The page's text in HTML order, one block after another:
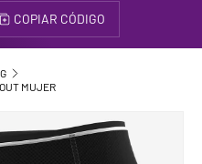
COPIAR CÓDIGO
MUJER
DEL PRODUCTO